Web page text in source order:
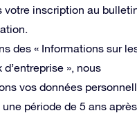
votre inscription au
des « Informations sur
», nous
vos données
période de 5 ans